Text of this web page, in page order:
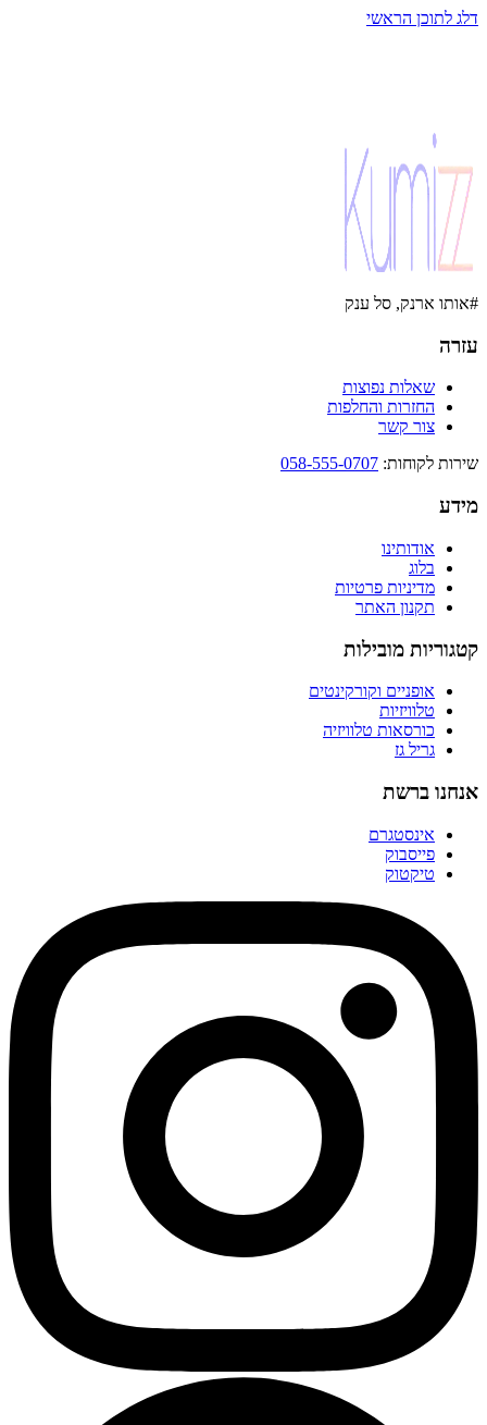
דלג לתוכן הראשי
#אותו ארנק, סל ענק
עזרה
שאלות נפוצות
החזרות והחלפות
צור קשר
שירות לקוחות:
058-555-0707
מידע
אודותינו
בלוג
מדיניות פרטיות
תקנון האתר
קטגוריות מובילות
אופניים וקורקינטים
טלוויזיות
כורסאות טלוויזיה
גריל גז
אנחנו ברשת
אינסטגרם
פייסבוק
טיקטוק